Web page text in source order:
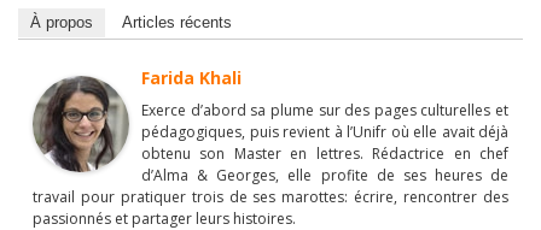
À propos Articles récents
Farida Khali
Exerce d’abord sa plume sur des pages culturelles et
pédagogiques, puis revient à l’Unifr où elle avait déjà
obtenu son Master en lettres. Rédactrice en chef
d’Alma & Georges, elle profite de ses heures de
travail pour pratiquer trois de ses marottes: écrire, rencontrer des
passionnés et partager leurs histoires.